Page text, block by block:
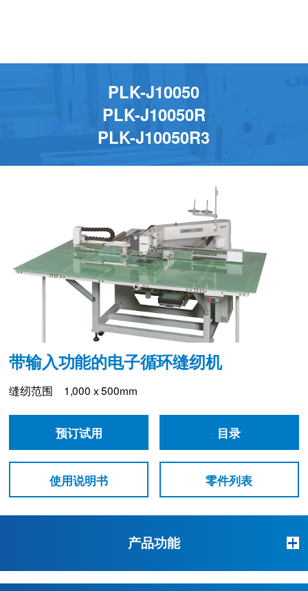
PLK-J10050
PLK-J10050R
PLK-J10050R3
带输入功能的电子循环缝纫机
缝纫范围 1,000 x 500mm
预订试用 目录
使用说明书 零件列表
产品功能